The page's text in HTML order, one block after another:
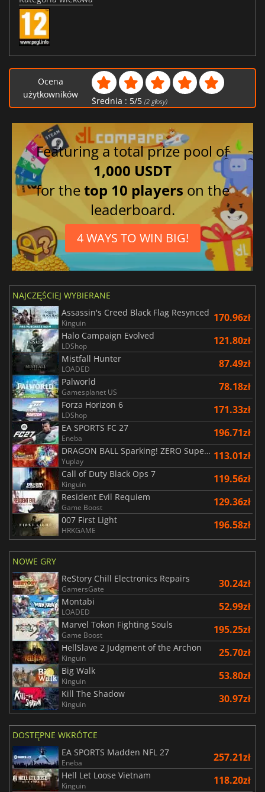
Ocena
użytkowników
Średnia : 5/5 (2głosy)
Featuring a total prize pool of
1,000 USDT
for thetop 10 players on the
leaderboard.
4 WAYS TO WIN BIG!
NAJCZĘŚCIEJ WYBIERANE
Assassin's Creed Black Flag Resynced
Kinguin 170.96zł
Halo Campaign Evolved
LDShop 121.80zł
Mistfall Hunter
LOADED 87.49zł
Palworld
Gamesplanet US 78.18zł
Forza Horizon 6
LDShop 171.33zł
EA SPORTS FC 27
Eneba 196.71zł
DRAGON BALL Sparking! ZERO Super Limit Breaking NEO
Yuplay 113.01zł
Call of Duty Black Ops 7
Kinguin 119.56zł
Resident Evil Requiem
Game Boost 129.36zł
007 First Light
HRKGAME 196.58zł
NOWE GRY
ReStory Chill Electronics Repairs
GamersGate 30.24zł
Montabi
LOADED 52.99zł
Marvel Tokon Fighting Souls
Game Boost 195.25zł
HellSlave 2 Judgment of the Archon
Kinguin 25.70zł
Big Walk
Kinguin 53.80zł
Kill The Shadow
Kinguin 30.97zł
DOSTĘPNE WKRÓTCE
EA SPORTS Madden NFL 27
Eneba 257.21zł
Hell Let Loose Vietnam
Kinguin 118.20zł